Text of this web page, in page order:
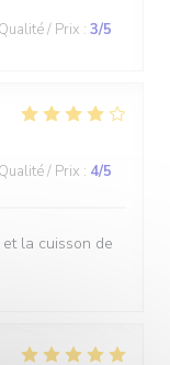
Qualité / Prix : 3/5
Qualité / Prix : 4/5
la cuisson de